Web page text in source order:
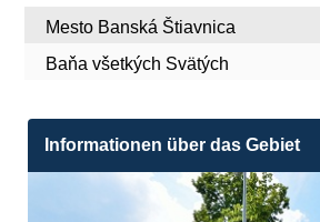
Mesto Banská Štiavnica
Baňa všetkých Svätých
Informationen über das Gebiet